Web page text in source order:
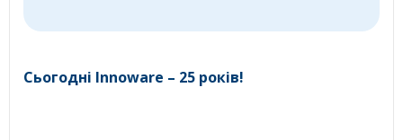
Сьогодні Innoware – 25 років!